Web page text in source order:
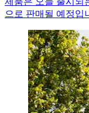
으로 판매될 예정입